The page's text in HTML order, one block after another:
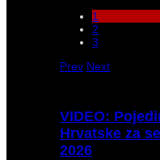
1
2
3
Prev Next
VIDEO:
Hrvatske za
2026